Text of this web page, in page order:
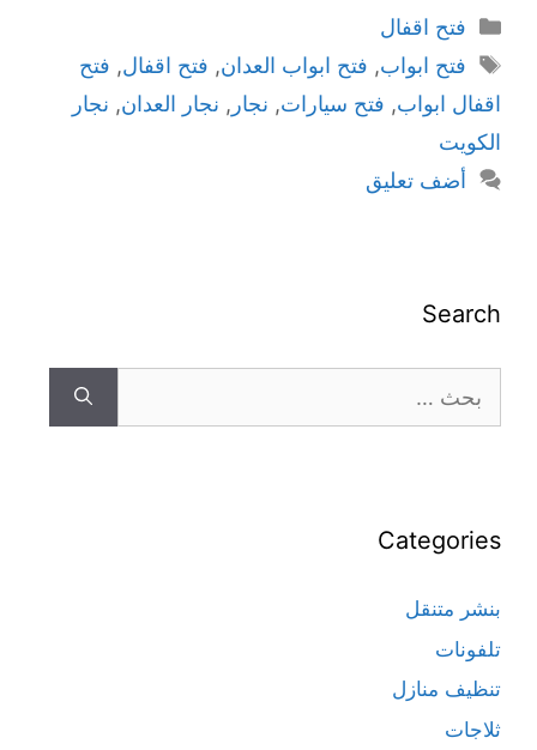
فتح اقفال
فتح ابواب, فتح ابواب العدان, فتح اقفال, فتح
اقفال ابواب, فتح سيارات, نجار , نجار العدان, نجار
الكويت
أضف تعليق
Search
Categories
بنشر متنقل
تلفونات
تنظيف منازل
ثلاجات